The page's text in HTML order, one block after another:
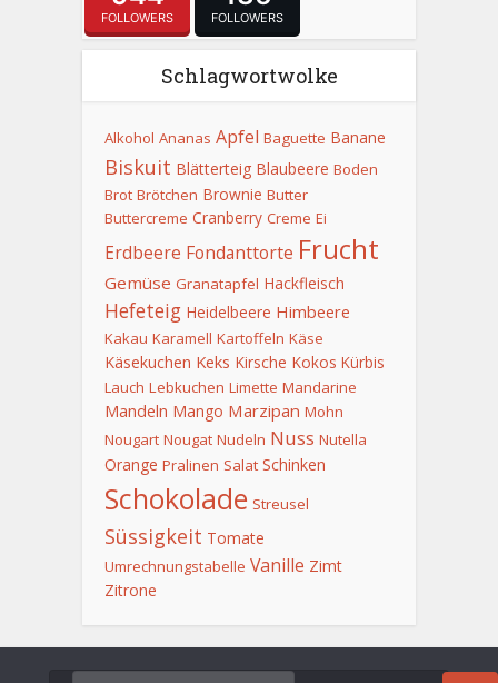
FOLLOWERS FOLLOWERS
Schlagwortwolke
Alkohol Ananas Apfel Baguette Banane
Biskuit Blätterteig Blaubeere Boden
Brot Brötchen Brownie Butter
Buttercreme Cranberry Creme Ei
Erdbeere Fondanttorte Frucht
Gemüse Granatapfel Hackfleisch
Hefeteig Heidelbeere Himbeere
Kakau Karamell Kartoffeln Käse
Käsekuchen Keks Kirsche Kokos Kürbis
Lauch Lebkuchen Limette Mandarine
Mandeln Mango Marzipan Mohn
Nougart Nougat Nudeln Nuss Nutella
Orange Pralinen Salat Schinken
Schokolade Streusel
Süssigkeit Tomate
Umrechnungstabelle Vanille Zimt
Zitrone